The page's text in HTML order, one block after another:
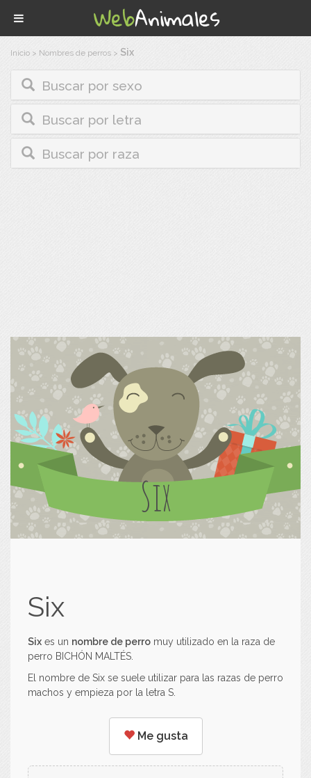
Inicio > Nombres de perros > Six
Buscar por sexo
Buscar por letra
Buscar por raza
Six
Six
Six es un nombre de perro muy utilizado en la raza de
perro BICHÓN MALTÉS.
El nombre de Six se suele utilizar para las razas de perro
machos y empieza por la letra S.
Me gusta